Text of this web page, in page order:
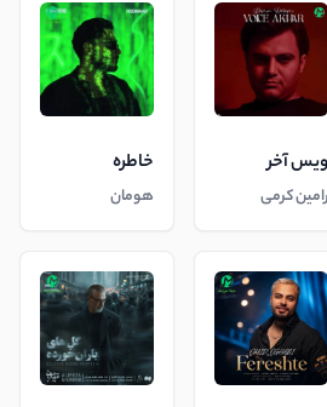
ویس آخر
رامین کرمی
خاطره
هومان